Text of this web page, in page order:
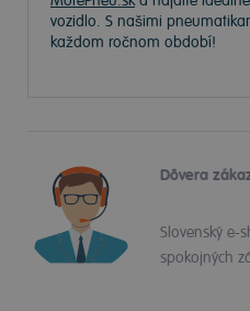
vozidlo. S našimi
každom ročnom období!
Dôvera
Slovenský e-
spokojných